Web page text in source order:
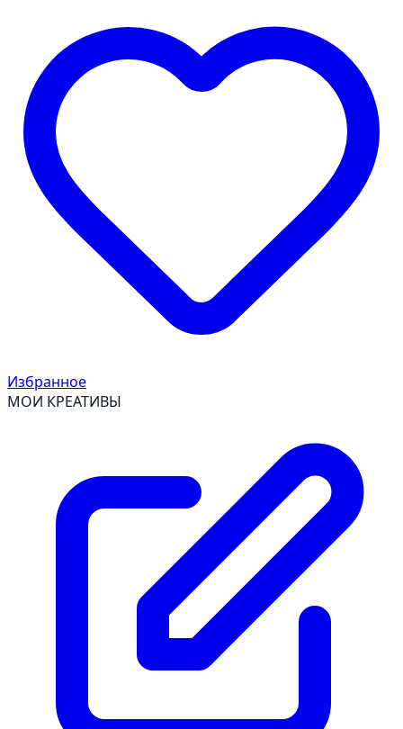
Избранное
МОИ КРЕАТИВЫ